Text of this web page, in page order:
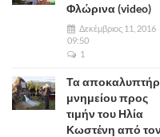
Φλώρινα (video)
Δεκέμβριος 11, 2016
09:50
1
Τα
μνημείου προς
τιμήν του Ηλία
Κωστένη από